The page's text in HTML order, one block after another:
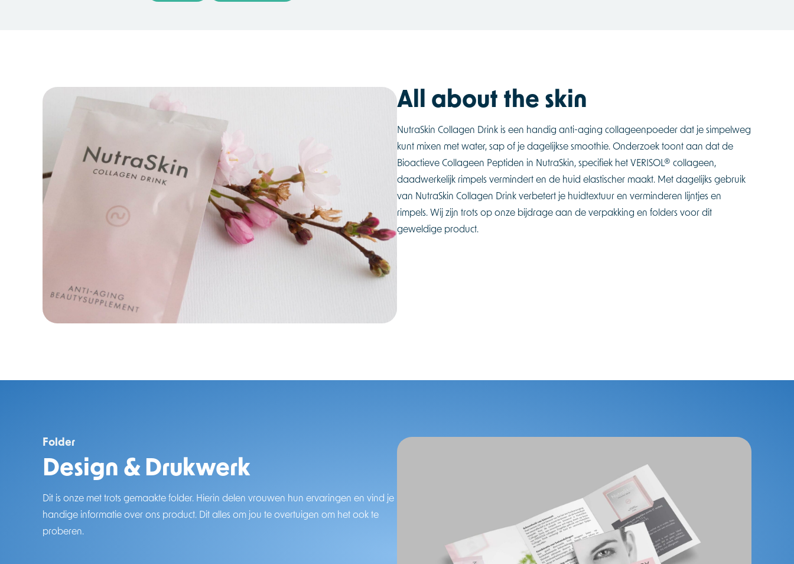
All about the skin
NutraSkin Collagen Drink is een handig anti-aging collageenpoeder dat je simpelweg
kunt mixen met water, sap of je dagelijkse smoothie. Onderzoek toont aan dat de
Bioactieve Collageen Peptiden in NutraSkin, specifiek het VERISOL® collageen,
daadwerkelijk rimpels vermindert en de huid elastischer maakt. Met dagelijks gebruik
van NutraSkin Collagen Drink verbetert je huidtextuur en verminderen lijntjes en
rimpels. Wij zijn trots op onze bijdrage aan de verpakking en folders voor dit
geweldige product.
Folder
Design & Drukwerk
Dit is onze met trots gemaakte folder. Hierin delen vrouwen hun ervaringen en vind je
handige informatie over ons product. Dit alles om jou te overtuigen om het ook te
proberen.